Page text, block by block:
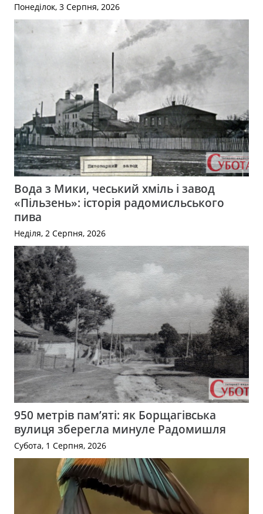
Понеділок, 3 Серпня, 2026
Вода з Мики, чеський хміль і завод
«Пільзень»: історія радомисльського
пива
Неділя, 2 Серпня, 2026
950 метрів пам’яті: як Борщагівська
вулиця зберегла минуле Радомишля
Субота, 1 Серпня, 2026